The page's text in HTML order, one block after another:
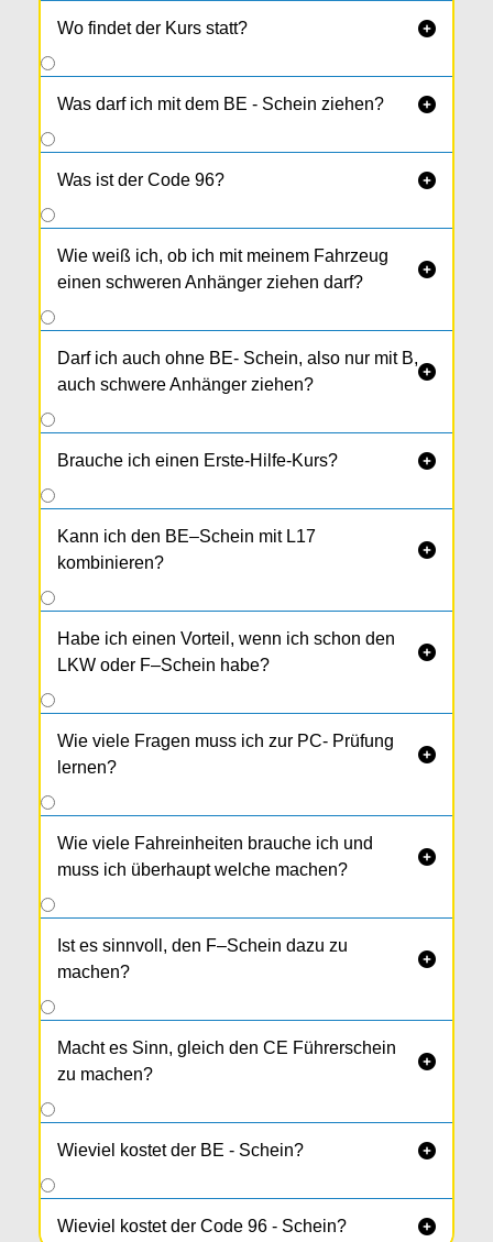
Wo findet der Kurs statt? 
Was darf ich mit dem BE - Schein ziehen? 
Was ist der Code 96? 
Wie weiß ich, ob ich mit meinem Fahrzeug
einen schweren Anhänger ziehen darf?

Darf ich auch ohne BE- Schein, also nur mit B,
auch schwere Anhänger ziehen?

Brauche ich einen Erste-Hilfe-Kurs? 
Kann ich den BE–Schein mit L17
kombinieren?

Habe ich einen Vorteil, wenn ich schon den
LKW oder F–Schein habe?

Wie viele Fragen muss ich zur PC- Prüfung
lernen?

Wie viele Fahreinheiten brauche ich und
muss ich überhaupt welche machen?

Ist es sinnvoll, den F–Schein dazu zu
machen?

Macht es Sinn, gleich den CE Führerschein
zu machen?

Wieviel kostet der BE - Schein? 
Wieviel kostet der Code 96 - Schein? 